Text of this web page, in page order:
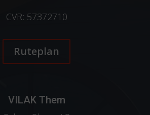
CVR: 57372710
Ruteplan
VILAK Them